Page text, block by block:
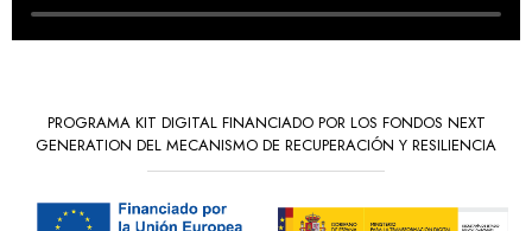
PROGRAMA KIT DIGITAL FINANCIADO POR LOS FONDOS NEXT
GENERATION DEL MECANISMO DE RECUPERACIÓN Y RESILIENCIA